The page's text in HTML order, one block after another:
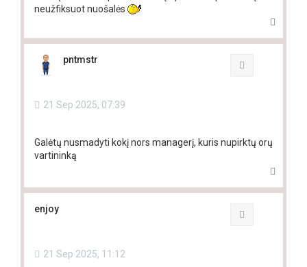
neužfiksuot nuošalės
p
pntmstr
21 Sep 2025, 07:39
Galėtų nusmadyti kokį nors managerį, kuris nupirktų orų
vartininką
p
enjoy
21 Sep 2025, 11:12